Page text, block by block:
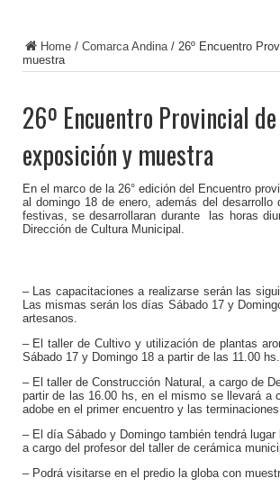
Home/ Comarca Andina/ 26º Encuentro
muestra
26º Encuentro Provincial
exposición y muestra
En el marco de la 26° edición del Encuentro
al domingo 18 de enero, además del
festivas, se desarrollaran durante las horas
Dirección de Cultura Municipal.
– Las capacitaciones a realizarse serán las
Las mismas serán los días Sábado 17 y
artesanos.
– El taller de Cultivo y utilización de plantas
Sábado 17 y Domingo 18 a partir de las 11.00
– El taller de Construcción Natural, a cargo de
partir de las 16.00 hs, en el mismo se llevará a
adobe en el primer encuentro y las
– El día Sábado y Domingo también tendrá
a cargo del profesor del taller de cerámica
– Podrá visitarse en el predio la globa con